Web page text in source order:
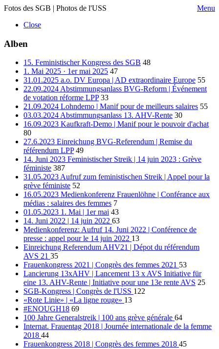
Fotos des SGB | Photos de l'USS
Menu
Close
Alben
15. Feministischer Kongress des SGB 48
1. Mai 2025 · 1er mai 2025 47
31.01.2025 a.o. DV Europa | AD extraordinaire Europe 55
22.09.2024 Abstimmungsanlass BVG-Reform | Événement
de votation réforme LPP 33
21.09.2024 Lohndemo | Manif pour de meilleurs salaires 55
03.03.2024 Abstimmungsanlass 13. AHV-Rente 30
16.09.2023 Kaufkraft-Demo | Manif pour le pouvoir d'achat
80
27.6.2023 Einreichung BVG-Referendum | Remise du
référendum LPP 49
14. Juni 2023 Feministischer Streik | 14 juin 2023 : Grève
féministe 387
31.05.2023 Aufruf zum feministischen Streik | Appel pour la
grève féministe 52
16.05.2023 Medienkonferenz Frauenlöhne | Conférance aux
médias : salaires des femmes 7
01.05.2023 1. Mai | 1er mai 43
14. Juni 2022 | 14 juin 2022 63
Medienkonferenz: Aufruf 14. Juni 2022 | Conférence de
presse : appel pour le 14 juin 2022 13
Einreichung Referendum AHV21 | Dépot du référendum
AVS 21 35
Frauenkongress 2021 | Congrès des femmes 2021 53
Lancierung 13xAHV | Lancement 13 x AVS Initiative für
eine 13. AHV-Rente | Initiative pour une 13e rente AVS 25
SGB-Kongress | Congrès de l'USS 122
«Rote Linie» | «La ligne rouge» 13
#ENOUGH18 69
100 Jahre Generalstreik | 100 ans grève générale 64
Internat. Frauentag 2018 | Journée internationale de la femme
2018 44
Frauenkongress 2018 | Congrès des femmes 2018 45